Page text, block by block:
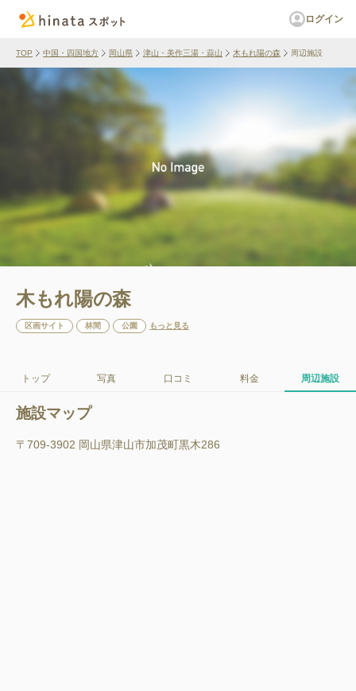
ログイン
TOP 中国・四国地方 岡山県 津山・美作三湯・蒜山 木もれ陽の森 周辺施設
木もれ陽の森
区画サイト 林間 公園 もっと見る
トップ 写真 口コミ 料金 周辺施設
施設マップ
〒709-3902 岡山県津山市加茂町黒木286